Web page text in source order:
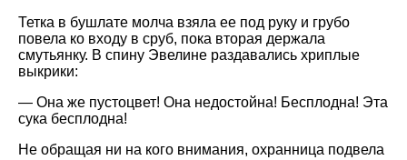
Тетка в бушлате молча взяла ее под руку и грубо
повела ко входу в сруб, пока вторая держала
смутьянку. В спину Эвелине раздавались хриплые
выкрики:
— Она же пустоцвет! Она недостойна! Бесплодна! Эта
сука бесплодна!
Не обращая ни на кого внимания, охранница подвела